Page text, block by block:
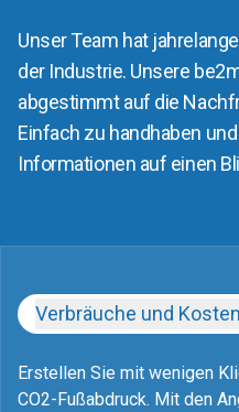
Unser Team hat
der Industrie. Unsere
abgestimmt auf die
Einfach zu handhaben
Informationen auf einen
Verbräuche und
Erstellen Sie mit wenigen
CO2-Fußabdruck. Mit den